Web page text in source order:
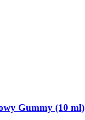
Gummy (10 ml)